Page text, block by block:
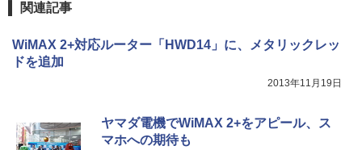
関連記事
WiMAX 2+対応ルーター「HWD14」に、メタリックレッ
ドを追加
2013年11月19日
ヤマダ電機でWiMAX 2+をアピール、ス
マホへの期待も